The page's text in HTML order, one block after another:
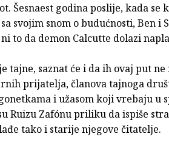
Šesnaest godina poslije, kada se
svojim snom o budućnosti, Ben i
to da demon Calcutte dolazi
tajne, saznat će i da ih ovaj put
prijatelja, članova tajnoga
i užasom koji vrebaju u
Ruizu Zafónu priliku da ispiše
tako i starije njegove čitatelje.